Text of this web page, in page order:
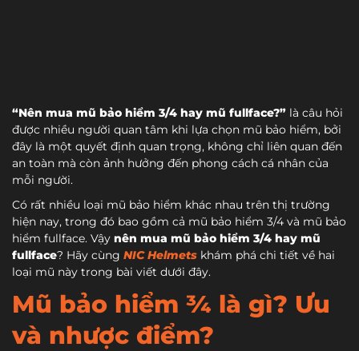
“Nên mua mũ bảo hiểm 3/4 hay mũ fullface?” là câu hỏi
được nhiều người quan tâm khi lựa chọn mũ bảo hiểm, bởi
đây là một quyết định quan trọng, không chỉ liên quan đến
an toàn mà còn ảnh hưởng đến phong cách cá nhân của
mỗi người.
Có rất nhiều loại mũ bảo hiểm khác nhau trên thị trường
hiện nay, trong đó bao gồm cả mũ bảo hiểm 3/4 và mũ bảo
hiểm fullface. Vậy nên mua mũ bảo hiểm 3/4 hay mũ
fullface? Hãy cùng NIC Helmets khám phá chi tiết về hai
loại mũ này trong bài viết dưới đây.
Mũ bảo hiểm ¾ là gì? Ưu
và nhược điểm?